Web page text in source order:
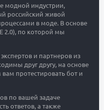
модной индустрии,
российский живой
в моде. В основе
2.0), по которой мы
и партнеров из
друг другу, на основе
протестировать бот и
по вашей задаче
ответов, а также